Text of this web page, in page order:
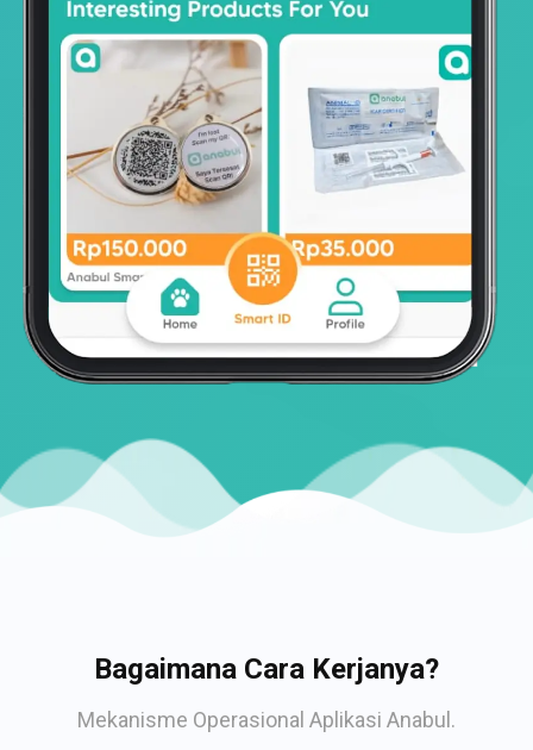
Bagaimana Cara Kerjanya?
Mekanisme Operasional Aplikasi Anabul.